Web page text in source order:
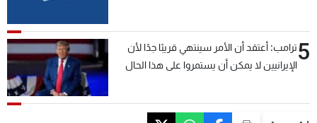
5ترامب: أعتقد أن الأمر سينتهي قريبًا جدًا لأن
الإيرانيين لا يمكن أن يستمروا على هذا الحال